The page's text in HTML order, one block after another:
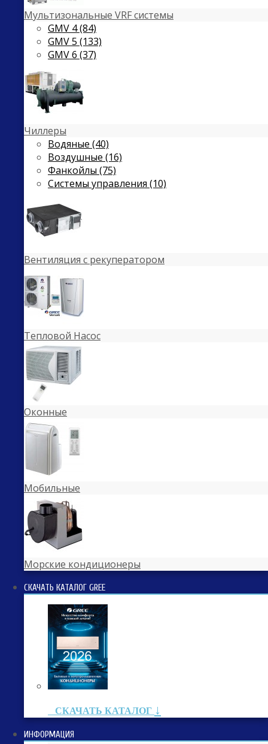
Мультизональные VRF системы
GMV 4 (84)
GMV 5 (133)
GMV 6 (37)
Чиллеры
Водяные (40)
Воздушные (16)
Фанкойлы (75)
Системы управления (10)
Вентиляция с рекуператором
Тепловой Насос
Оконные
Мобильные
Морские кондиционеры
СКАЧАТЬ КАТАЛОГ GREE
СКАЧАТЬ КАТАЛОГ ↓
ИНФОРМАЦИЯ